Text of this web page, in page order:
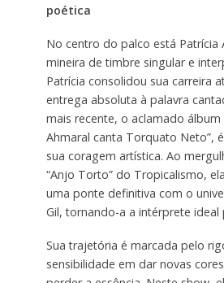
poética
No centro do palco está Patrícia
mineira de timbre singular e
Patrícia consolidou sua carreira
entrega absoluta à palavra
mais recente, o aclamado álbum
Ahmaral canta Torquato Neto”,
sua coragem artística. Ao
“Anjo Torto” do Tropicalismo,
uma ponte definitiva com o
Gil, tornando-a a intérprete ideal
Sua trajetória é marcada pelo
sensibilidade em dar novas